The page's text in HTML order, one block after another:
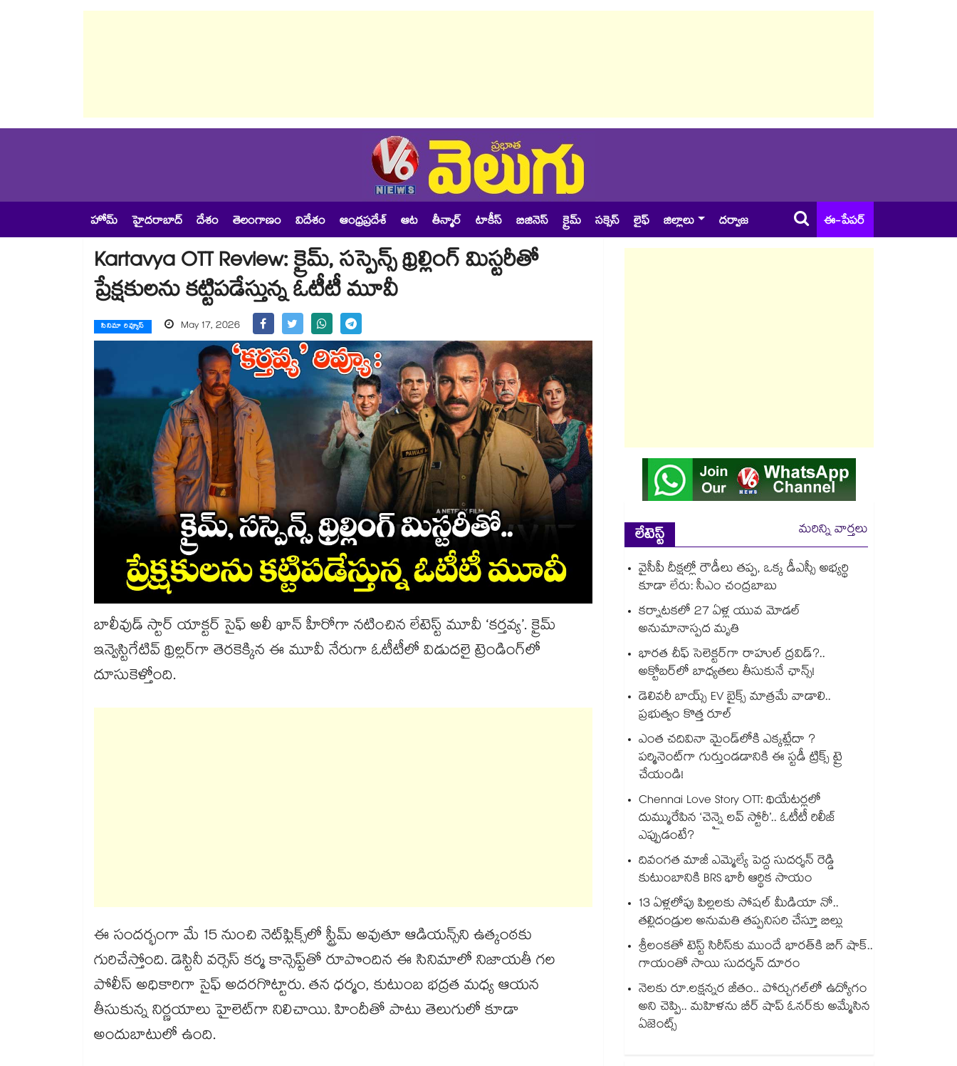
హోమ్ హైదరాబాద్ దేశం తెలంగాణం విదేశం ఆంధ్రప్రదేశ్ ఆట తీన్మార్ టాకీస్ బిజినెస్ క్రైమ్ సక్సెస్ లైఫ్ జిల్లాలు దర్వాజ ఈ-పేపర్
Kartavya OTT Review: క్రైమ్, సస్పెన్స్‌ థ్రిల్లింగ్ మిస్టరీతో
ప్రేక్షకులను కట్టిపడేస్తున్న ఓటీటీ మూవీ
సినిమా రివ్యూస్ May 17, 2026
బాలీవుడ్ స్టార్ యాక్టర్ సైఫ్ అలీ ఖాన్ హీరోగా నటించిన లేటెస్ట్ మూవీ ‘కర్తవ్య’. క్రైమ్
ఇన్వెస్టిగేటివ్ థ్రిల్లర్‌గా తెరకెక్కిన ఈ మూవీ నేరుగా ఓటీటీలో విడుదలై ట్రెండింగ్⁭లో
దూసుకెళ్తోంది.
ఈ సందర్భంగా మే 15 నుంచి నెట్‌‌ఫ్లిక్స్⁬లో స్ట్రీమ్ అవుతూ ఆడియన్స్⁬ని ఉత్కంఠకు
గురిచేస్తోంది. డెస్టినీ వర్సెస్ కర్మ కాన్సెప్ట్‌తో రూపొందిన ఈ సినిమాలో నిజాయతీ గల
పోలీస్ అధికారిగా సైఫ్ అదరగొట్టారు. తన ధర్మం, కుటుంబ భద్రత మధ్య ఆయన
తీసుకున్న నిర్ణయాలు హైలెట్⁬గా నిలిచాయి. హిందీతో పాటు తెలుగులో కూడా
అందుబాటులో ఉంది.
లేటెస్ట్
మరిన్ని వార్తలు
వైసీపీ దీక్షల్లో రౌడీలు తప్ప, ఒక్క డీఎస్సీ అభ్యర్థి
కూడా లేరు: సీఎం చంద్రబాబు
కర్నాటకలో 27 ఏళ్ల యువ మోడల్
అనుమానాస్పద మృతి
భారత చీఫ్ సెలెక్టర్⁬గా రాహుల్ ద్రవిడ్?..
అక్టోబర్‌లో బాధ్యతలు తీసుకునే ఛాన్స్!
డెలివరీ బాయ్స్ EV బైక్స్ మాత్రమే వాడాలి..
ప్రభుత్వం కొత్త రూల్
ఎంత చదివినా మైండ్‌లోకి ఎక్కట్లేదా ?
పర్మినెంట్‌గా గుర్తుండడానికి ఈ స్టడీ ట్రిక్స్ ట్రై
చేయండి!
Chennai Love Story OTT: థియేటర్లలో
దుమ్మురేపిన ‘చెన్నై లవ్ స్టోరీ’.. ఓటీటీ రిలీజ్
ఎప్పుడంటే?
దివంగత మాజీ ఎమ్మెల్యే పెద్ద సుదర్శన్ రెడ్డి
కుటుంబానికి BRS భారీ ఆర్థిక సాయం
13 ఏళ్లలోపు పిల్లలకు సోషల్ మీడియా నో..
తల్లిదండ్రుల అనుమతి తప్పనిసరి చేస్తూ బిల్లు
శ్రీలంకతో టెస్ట్ సిరీస్‌కు ముందే భారత్⁬కి బిగ్ షాక్..
గాయంతో సాయి సుదర్శన్ దూరం
నెలకు రూ.లక్షన్నర జీతం.. పోర్చుగల్⁭లో ఉద్యోగం
అని చెప్పి.. మహిళను బీర్ షాప్ ఓనర్⁭కు అమ్మేసిన
ఏజెంట్స్